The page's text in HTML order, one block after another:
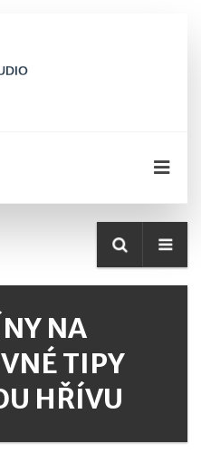
NA
TIPY
HŘÍVU